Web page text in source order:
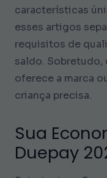
características
esses artigos
requisitos de
saldo.
oferece a marca
criança precisa.
Sua
Duepay